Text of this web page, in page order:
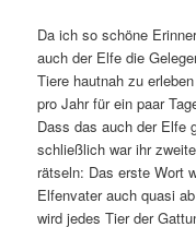
Da ich so schöne
auch der Elfe die
Tiere hautnah zu
pro Jahr für ein paar
Dass das auch der Elfe
schließlich war ihr
rätseln: Das erste Wort
Elfenvater auch quasi
wird jedes Tier der